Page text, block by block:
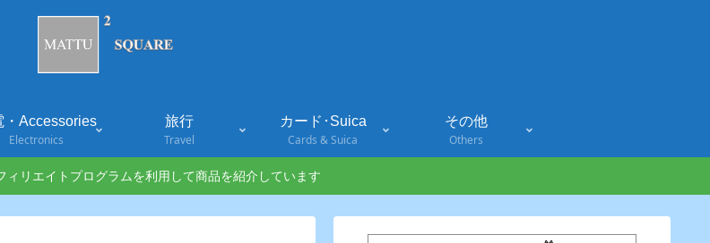
・Accessories
Electronics
旅行
Travel
カード･Suica
Cards & Suica
その他
Others
リエイトプログラムを利用して商品を紹介しています